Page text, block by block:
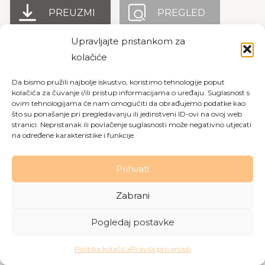
Upravljajte pristankom za
kolačiće
Da bismo pružili najbolje iskustvo, koristimo tehnologije poput
kolačića za čuvanje i/ili pristup informacijama o uređaju. Suglasnost s
ovim tehnologijama će nam omogućiti da obrađujemo podatke kao
što su ponašanje pri pregledavanju ili jedinstveni ID-ovi na ovoj web
stranici. Nepristanak ili povlačenje suglasnosti može negativno utjecati
na određene karakteristike i funkcije.
Prihvati
Zabrani
Pogledaj postavke
Politika kolačićaPravila privanosti
PREUZMI PREGLED
privatnosti |Politika kolačića
Made with love byGobo Digital